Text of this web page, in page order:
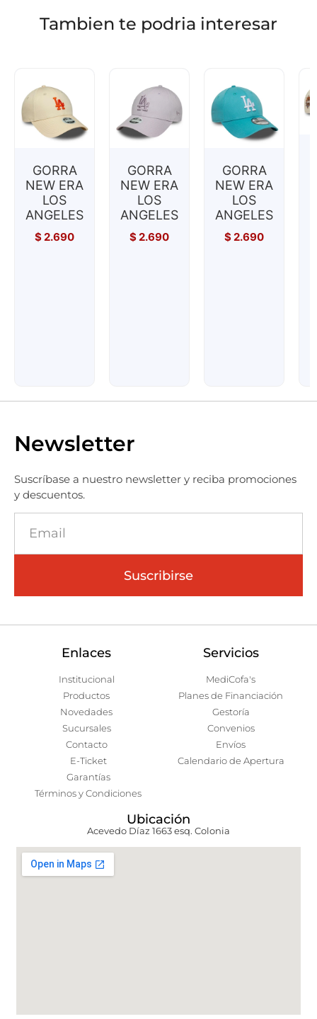
Tambien te podria interesar
GORRA
NEW ERA
LOS
ANGELES
$2.690
GORRA
NEW ERA
LOS
ANGELES
$2.690
GORRA
NEW ERA
LOS
ANGELES
$2.690
Newsletter
Suscríbase a nuestro newsletter y reciba promociones
y descuentos.
Suscribirse
Enlaces
Institucional
Productos
Novedades
Sucursales
Contacto
E-Ticket
Garantías
Términos y Condiciones
Servicios
MediCofa's
Planes de Financiación
Gestoría
Convenios
Envíos
Calendario de Apertura
Ubicación
Acevedo Díaz 1663 esq. Colonia